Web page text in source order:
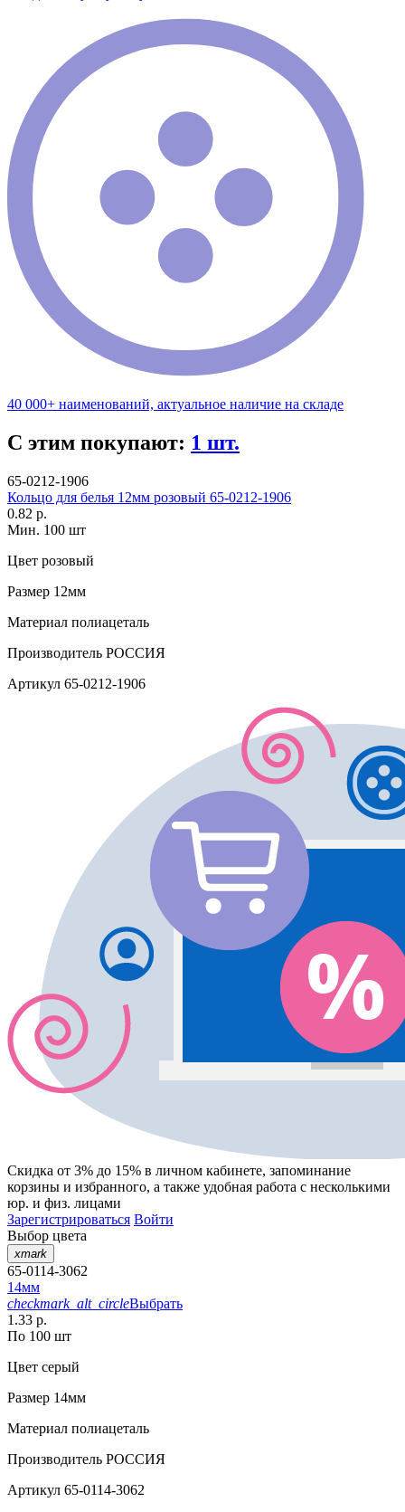
40 000+ наименований, актуальное наличие на складе
С этим покупают: 1 шт.
65-0212-1906
Кольцо для белья 12мм розовый 65-0212-1906
0.82 р.
Мин. 100 шт
Цвет розовый
Размер 12мм
Материал полиацеталь
Производитель РОССИЯ
Артикул 65-0212-1906
Скидка от 3% до 15% в личном кабинете, запоминание
корзины и избранного, а также удобная работа с несколькими
юр. и физ. лицами
Зарегистрироваться Войти
Выбор цвета
xmark
65-0114-3062
14мм
checkmark_alt_circleВыбрать
1.33 р.
По 100 шт
Цвет серый
Размер 14мм
Материал полиацеталь
Производитель РОССИЯ
Артикул 65-0114-3062